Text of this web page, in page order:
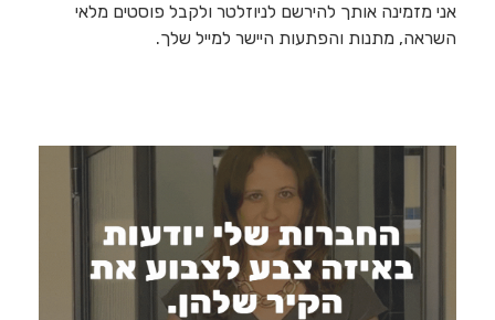
אני מזמינה אותך להירשם לניוזלטר ולקבל פוסטים מלאי
השראה, מתנות והפתעות היישר למייל שלך.